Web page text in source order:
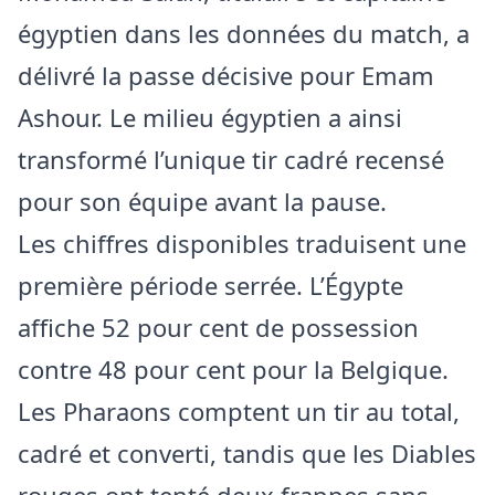
égyptien dans les données du match, a
délivré la passe décisive pour Emam
Ashour. Le milieu égyptien a ainsi
transformé l’unique tir cadré recensé
pour son équipe avant la pause.
Les chiffres disponibles traduisent une
première période serrée. L’Égypte
affiche 52 pour cent de possession
contre 48 pour cent pour la Belgique.
Les Pharaons comptent un tir au total,
cadré et converti, tandis que les Diables